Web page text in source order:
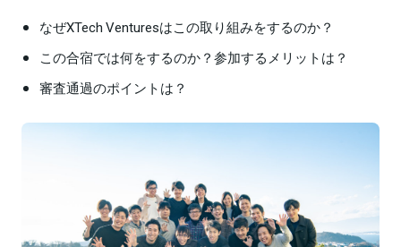
なぜXTech Venturesはこの取り組みをするのか？
この合宿では何をするのか？参加するメリットは？
審査通過のポイントは？